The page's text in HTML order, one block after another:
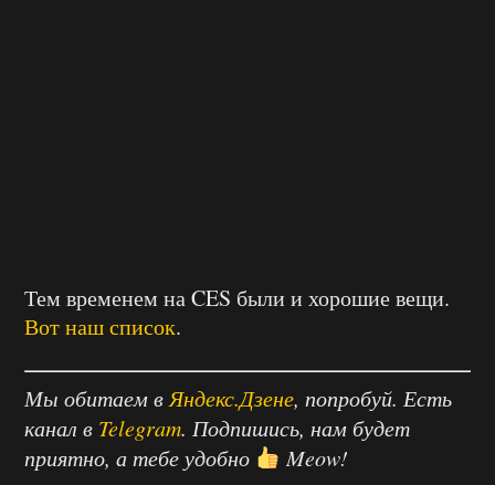
Тем временем на CES были и хорошие вещи.
Вот наш список.
Мы обитаем в Яндекс.Дзене, попробуй. Есть
канал в Telegram. Подпишись, нам будет
приятно, а тебе удобно
Meow!